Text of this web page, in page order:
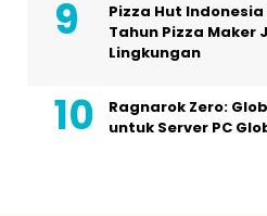
Pizza Hut Indonesia
Tahun Pizza Maker
Lingkungan
Ragnarok Zero:
untuk Server PC